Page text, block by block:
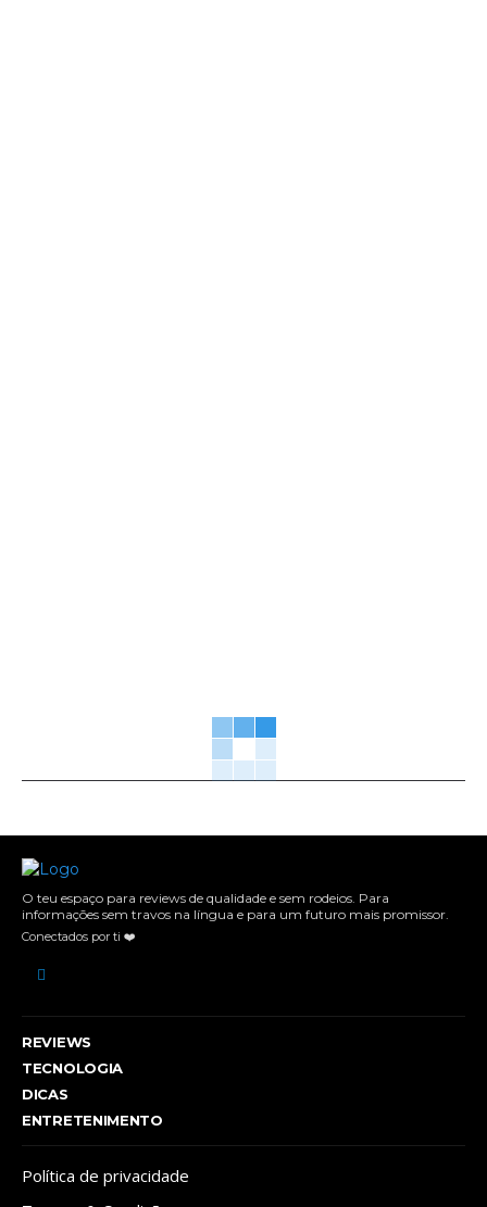
O teu espaço para reviews de qualidade e sem rodeios. Para
informações sem travos na língua e para um futuro mais promissor.
Conectados por ti ❤️
REVIEWS
TECNOLOGIA
DICAS
ENTRETENIMENTO
Política de privacidade